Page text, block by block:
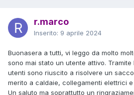
r.marco
Inserito: 9 aprile 2024
Buonasera a tutti, vi leggo da molto
sono mai stato un utente attivo.
utenti sono riuscito a risolvere un
merito a caldaie, collegamenti elettrici
Un saluto ma soprattutto un